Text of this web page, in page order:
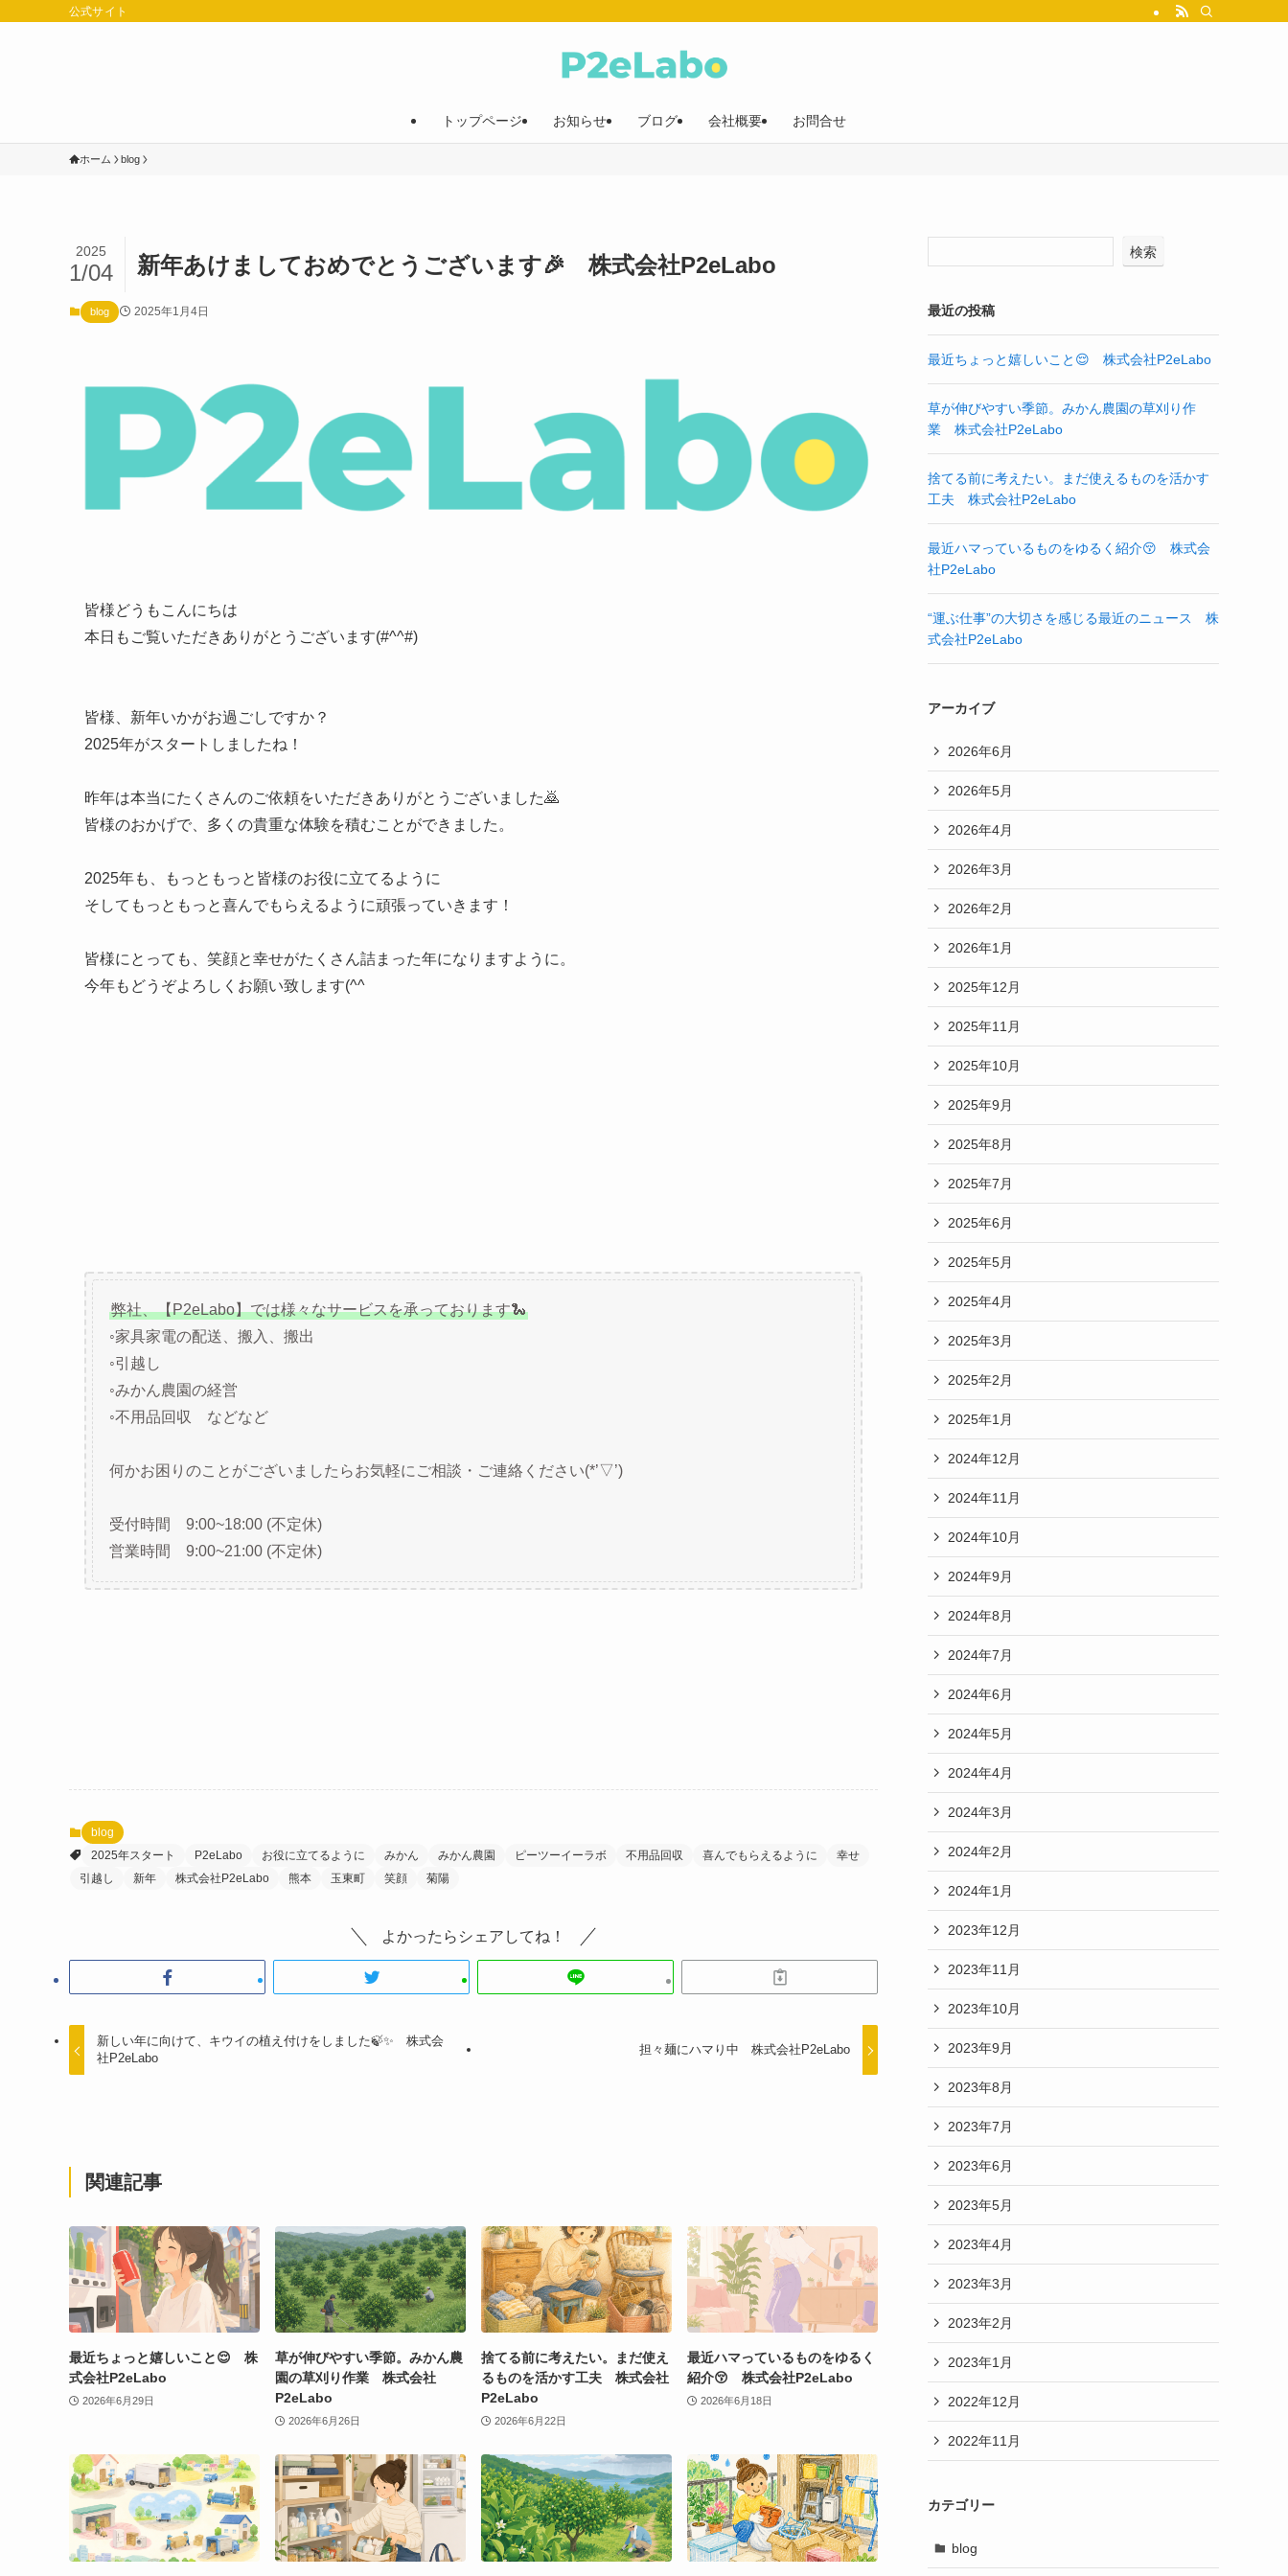
公式サイト
トップページ お知らせ ブログ 会社概要 お問合せ
ホーム blog
新年あけましておめでとうございます🎉 株式会社P2eLabo
2025
1/04
blog 2025年1月4日
皆様どうもこんにちは
本日もご覧いただきありがとうございます(#^^#)
皆様、新年いかがお過ごしですか？
2025年がスタートしましたね！
昨年は本当にたくさんのご依頼をいただきありがとうございました🙇
皆様のおかげで、多くの貴重な体験を積むことができました。
2025年も、もっともっと皆様のお役に立てるように
そしてもっともっと喜んでもらえるように頑張っていきます！
皆様にとっても、笑顔と幸せがたくさん詰まった年になりますように。
今年もどうぞよろしくお願い致します(^^ゞ
弊社、【P2eLabo】では様々なサービスを承っております🐍
◦家具家電の配送、搬入、搬出
◦引越し
◦みかん農園の経営
◦不用品回収 などなど
何かお困りのことがございましたらお気軽にご相談・ご連絡ください(*’▽’)
受付時間 9:00~18:00 (不定休)
営業時間 9:00~21:00 (不定休)
blog
2025年スタート
P2eLabo お役に立てるように みかん みかん農園 ピーツーイーラボ 不用品回収 喜んでもらえるように
幸せ
引越し
新年 株式会社P2eLabo 熊本 玉東町 笑顔 菊陽
よかったらシェアしてね！
新しい年に向けて、キウイの植え付けをしました🍃✨ 株式会
社P2eLabo
担々麺にハマり中 株式会社P2eLabo
関連記事
最近ちょっと嬉しいこと😌 株
式会社P2eLabo
2026年6月29日
草が伸びやすい季節。みかん農
園の草刈り作業 株式会社
P2eLabo
2026年6月26日
捨てる前に考えたい。まだ使え
るものを活かす工夫 株式会社
P2eLabo
2026年6月22日
最近ハマっているものをゆるく
紹介😚 株式会社P2eLabo
2026年6月18日
検索
最近の投稿
最近ちょっと嬉しいこと😌 株式会社P2eLabo
草が伸びやすい季節。みかん農園の草刈り作
業 株式会社P2eLabo
捨てる前に考えたい。まだ使えるものを活かす
工夫 株式会社P2eLabo
最近ハマっているものをゆるく紹介😚 株式会
社P2eLabo
“運ぶ仕事”の大切さを感じる最近のニュース 株
式会社P2eLabo
アーカイブ
2026年6月
2026年5月
2026年4月
2026年3月
2026年2月
2026年1月
2025年12月
2025年11月
2025年10月
2025年9月
2025年8月
2025年7月
2025年6月
2025年5月
2025年4月
2025年3月
2025年2月
2025年1月
2024年12月
2024年11月
2024年10月
2024年9月
2024年8月
2024年7月
2024年6月
2024年5月
2024年4月
2024年3月
2024年2月
2024年1月
2023年12月
2023年11月
2023年10月
2023年9月
2023年8月
2023年7月
2023年6月
2023年5月
2023年4月
2023年3月
2023年2月
2023年1月
2022年12月
2022年11月
カテゴリー
blog